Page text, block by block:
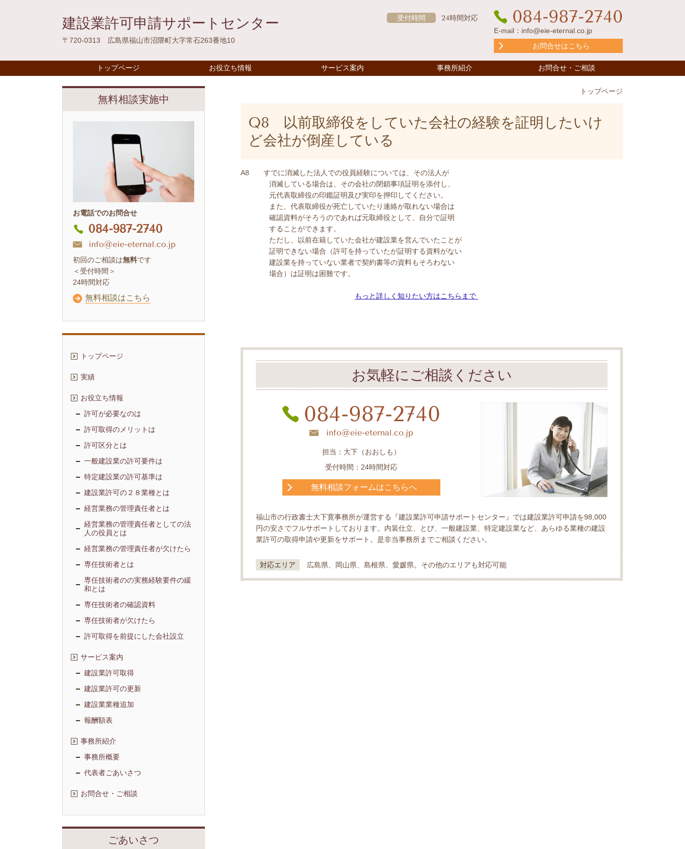
建設業許可申請サポートセンター
〒720-0313 広島県福山市沼隈町大字常石263番地10
受付時間 24時間対応 084-987-2740
E-mail： info@eie-eternal.co.jp
お問合せはこちら
トップページ お役立ち情報 サービス案内 事務所紹介 お問合せ・ご相談
トップページ
Q8 以前取締役をしていた会社の経験を証明したいけ
ど会社が倒産している
A8 すでに消滅した法人での役員経験については、その法人が
消滅している場合は、その会社の閉鎖事項証明を添付し、
元代表取締役の印鑑証明及び実印を押印してください。
また、代表取締役が死亡していたり連絡が取れない場合は
確認資料がそろうのであれば元取締役として、自分で証明
することができます。
ただし、以前在籍していた会社が建設業を営んでいたことが
証明できない場合（許可を持っていたが証明する資料がない
建設業を持っていない業者で契約書等の資料もそろわない
場合）は証明は困難です。
もっと詳しく知りたい方はこちらまで
お気軽にご相談ください
084-987-2740
info@eie-eternal.co.jp
担当：大下（おおしも）
受付時間：24時間対応
無料相談フォームはこちらへ
福山市の行政書士大下寛事務所が運営する『建設業許可申請サポートセンター』では建設業許可申請を98,000
円の安さでフルサポートしております。内装仕立、とび、一般建設業、特定建設業など、あらゆる業種の建設
業許可の取得申請や更新をサポート。是非当事務所までご相談ください。
対応エリア 広島県、岡山県、島根県、愛媛県。その他のエリアも対応可能
無料相談実施中
お電話でのお問合せ
084-987-2740
info@eie-eternal.co.jp
初回のご相談は無料です
＜受付時間＞
24時間対応
無料相談はこちら
トップページ
実績
お役立ち情報
許可が必要なのは
許可取得のメリットは
許可区分とは
一般建設業の許可要件は
特定建設業の許可基準は
建設業許可の２８業種とは
経営業務の管理責任者とは
経営業務の管理責任者としての法
人の役員とは
経営業務の管理責任者が欠けたら
専任技術者とは
専任技術者のの実務経験要件の緩
和とは
専任技術者の確認資料
専任技術者が欠けたら
許可取得を前提にした会社設立
サービス案内
建設業許可取得
建設業許可の更新
建設業業種追加
報酬額表
事務所紹介
事務所概要
代表者ごあいさつ
お問合せ・ご相談
ごあいさつ